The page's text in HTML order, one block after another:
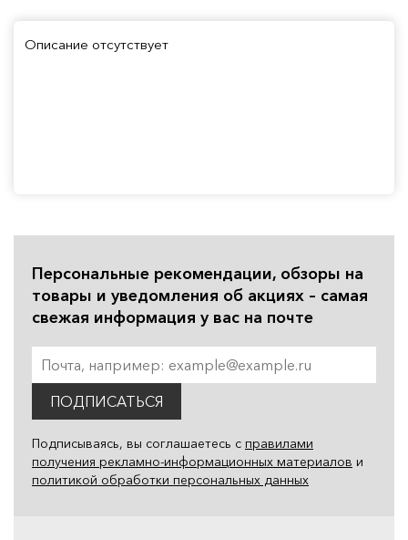
Описание отсутствует
Персональные рекомендации, обзоры на
товары и уведомления об акциях – самая
свежая информация у вас на почте
ПОДПИСАТЬСЯ
Подписываясь, вы соглашаетесь с правилами
получения рекламно-информационных материалов и
политикой обработки персональных данных